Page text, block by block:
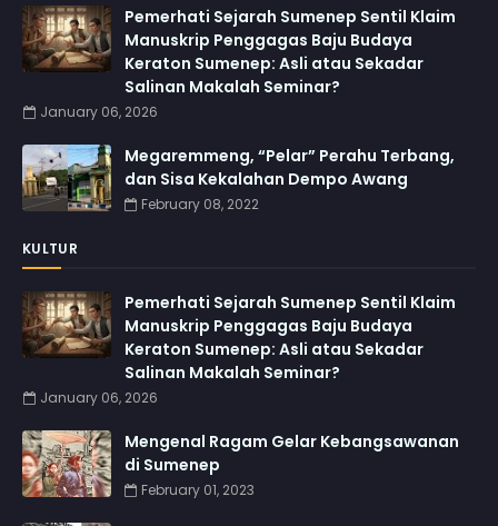
Pemerhati Sejarah Sumenep Sentil Klaim
Manuskrip Penggagas Baju Budaya
Keraton Sumenep: Asli atau Sekadar
Salinan Makalah Seminar?
January 06, 2026
Megaremmeng, “Pelar” Perahu Terbang,
dan Sisa Kekalahan Dempo Awang
February 08, 2022
KULTUR
Pemerhati Sejarah Sumenep Sentil Klaim
Manuskrip Penggagas Baju Budaya
Keraton Sumenep: Asli atau Sekadar
Salinan Makalah Seminar?
January 06, 2026
Mengenal Ragam Gelar Kebangsawanan
di Sumenep
February 01, 2023